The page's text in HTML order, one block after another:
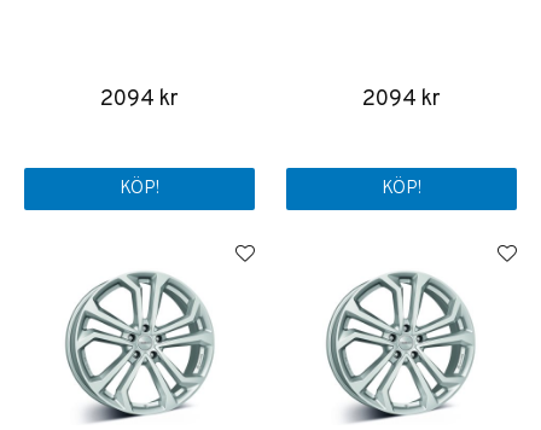
2094 kr
KÖP!
2094 kr
KÖP!